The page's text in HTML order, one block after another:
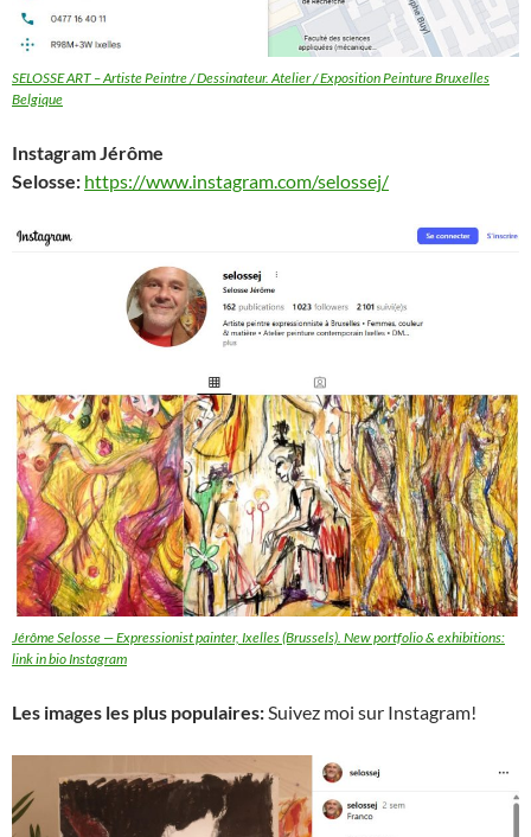
SELOSSE ART – Artiste Peintre / Dessinateur. Atelier / Exposition Peinture Bruxelles
Belgique
Instagram Jérôme
Selosse: https://www.instagram.com/selossej/
Jérôme Selosse — Expressionist painter, Ixelles (Brussels). New portfolio & exhibitions:
link in bio Instagram
Les images les plus populaires:Suivez moi sur Instagram!